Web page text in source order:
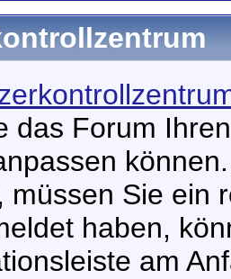
das Forum
müssen Sie ein
haben,
am